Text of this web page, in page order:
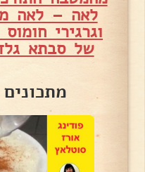
לאה – לאה
וגרגירי
של סבתא